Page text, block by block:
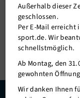
1 2
Eltern-Kind-Judo
Downloads + Links
Bildergalerie
Jahresberichte
Außerhalb dieser
geschlossen.
Per E-Mail
sport.de. Wir
schnellstmöglich.
Ab Montag, den
gewohnten
Wir danken Ihnen